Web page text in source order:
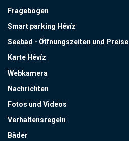
Fragebogen
Smart parking Hévíz
Seebad - Öffnungszeiten und Preise
Karte Hévíz
Webkamera
Nachrichten
Fotos und Videos
Verhaltensregeln
Bäder